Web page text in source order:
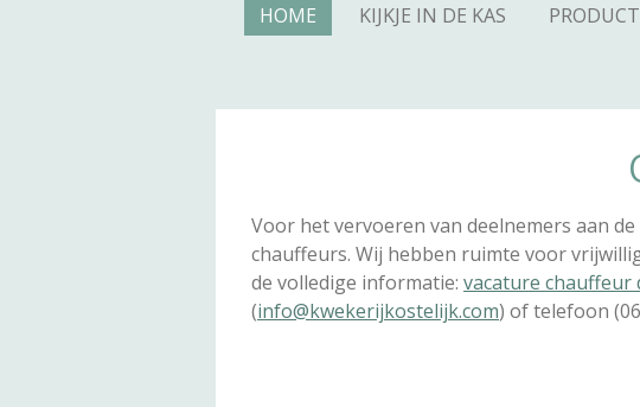
HOME KIJKJE IN DE KAS
Voor het vervoeren van deelnemers aan
chauffeurs. Wij hebben ruimte voor
de volledige informatie: vacature chauffeur
(info@kwekerijkostelijk.com) of telefoon